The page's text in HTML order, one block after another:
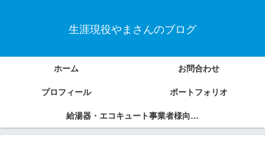
生涯現役やまさんのブログ
ホーム お問合わせ
プロフィール ポートフォリオ
給湯器・エコキュート事業者様向けSEOコンテンツ制作サービス